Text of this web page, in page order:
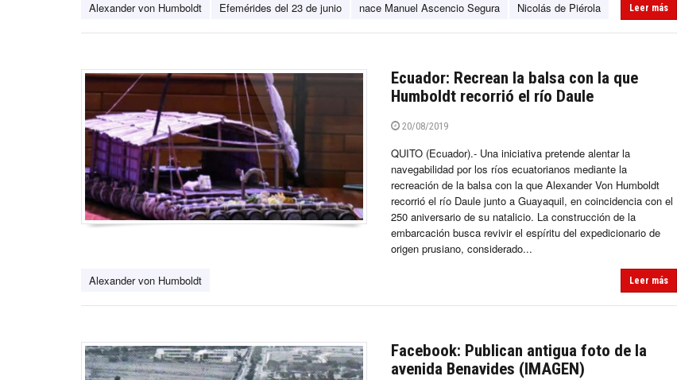
Alexander von Humboldt Efemérides del 23 de junio nace Manuel Ascencio Segura Nicolás de Piérola Leer más
Ecuador: Recrean la balsa con la que
Humboldt recorrió el río Daule
20/08/2019
QUITO (Ecuador).- Una iniciativa pretende alentar la
navegabilidad por los ríos ecuatorianos mediante la
recreación de la balsa con la que Alexander Von Humboldt
recorrió el río Daule junto a Guayaquil, en coincidencia con el
250 aniversario de su natalicio. La construcción de la
embarcación busca revivir el espíritu del expedicionario de
origen prusiano, considerado...
Alexander von Humboldt Leer más
Facebook: Publican antigua foto de la
avenida Benavides (IMAGEN)